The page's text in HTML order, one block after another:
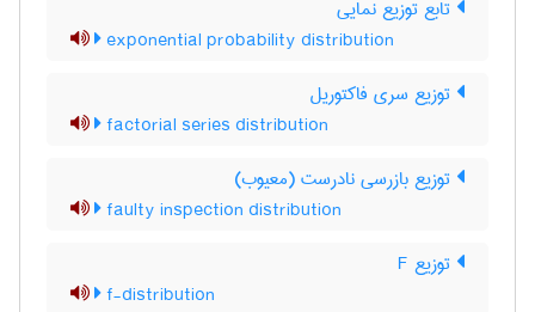
تابع توزیع نمایی
exponential probability distribution
توزیع سری فاکتوریل
factorial series distribution
توزیع بازرسی نادرست (معیوب)
faulty inspection distribution
توزیع F
f-distribution